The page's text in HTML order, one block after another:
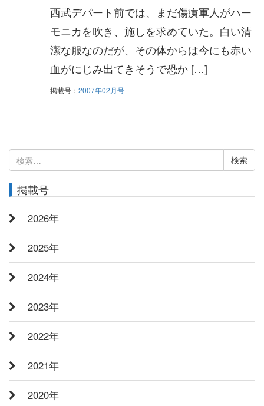
西武デパート前では、まだ傷痍軍人がハー
モニカを吹き、施しを求めていた。白い清
潔な服なのだが、その体からは今にも赤い
血がにじみ出てきそうで恐か […]
掲載号： 2007年02月号
検
索:
掲載号
2026年
2025年
2024年
2023年
2022年
2021年
2020年